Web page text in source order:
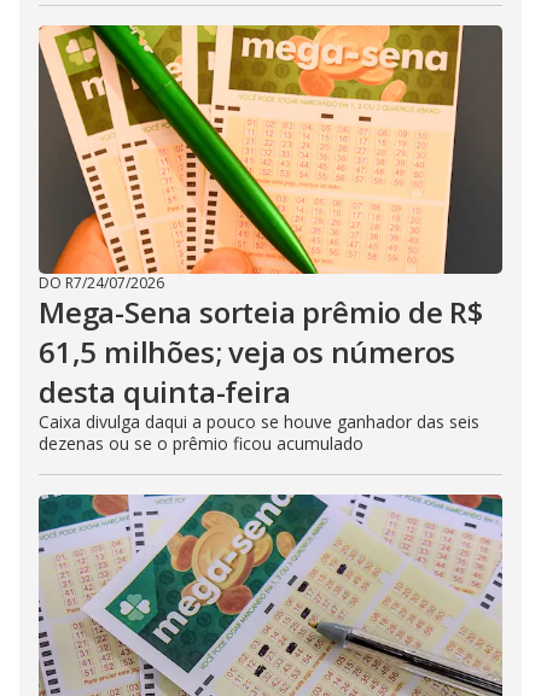
DO R7/24/07/2026
Mega-Sena sorteia prêmio de R$
61,5 milhões; veja os números
desta quinta-feira
Caixa divulga daqui a pouco se houve ganhador das seis
dezenas ou se o prêmio ficou acumulado